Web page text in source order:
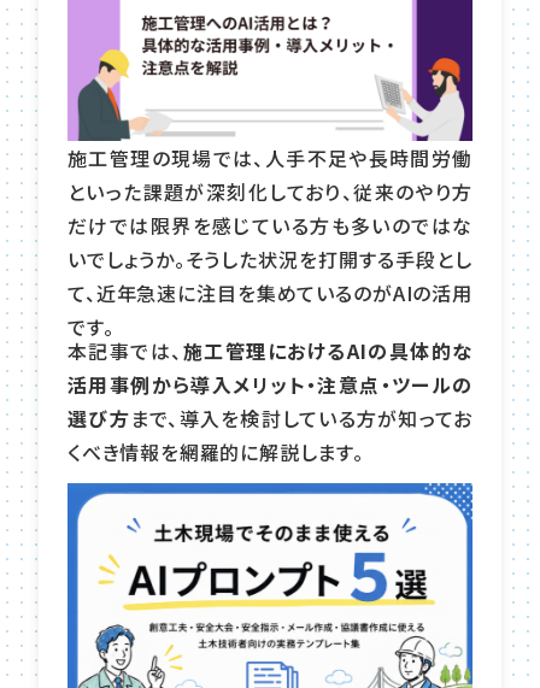
施工管理の現場では、人手不足や長時間労働
といった課題が深刻化しており、従来のやり方
だけでは限界を感じている方も多いのではな
いでしょうか。そうした状況を打開する手段とし
て、近年急速に注目を集めているのがAIの活用
です。
本記事では、施工管理におけるAIの具体的な
活用事例から導入メリット・注意点・ツールの
選び方まで、導入を検討している方が知ってお
くべき情報を網羅的に解説します。